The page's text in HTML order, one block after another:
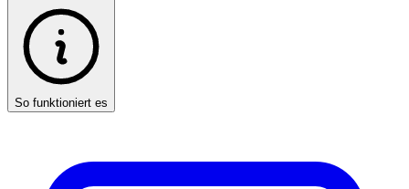
So funktioniert es